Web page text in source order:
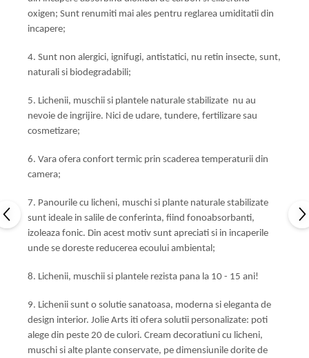
oxigen; Sunt renumiti mai ales pentru reglarea umiditatii din
incapere;
4. Sunt non alergici, ignifugi, antistatici, nu retin insecte, sunt,
naturali si biodegradabili;
5. Lichenii, muschii si plantele naturale stabilizate nu au
nevoie de ingrijire. Nici de udare, tundere, fertilizare sau
cosmetizare;
6. Vara ofera confort termic prin scaderea temperaturii din
camera;
7. Panourile cu licheni, muschi si plante naturale stabilizate
sunt ideale in salile de conferinta, fiind fonoabsorbanti,
izoleaza fonic. Din acest motiv sunt apreciati si in incaperile
unde se doreste reducerea ecoului ambiental;
8. Lichenii, muschii si plantele rezista pana la 10 - 15 ani!
9. Lichenii sunt o solutie sanatoasa, moderna si eleganta de
design interior. Jolie Arts iti ofera solutii personalizate: poti
alege din peste 20 de culori. Cream decoratiuni cu licheni,
muschi si alte plante conservate, pe dimensiunile dorite de